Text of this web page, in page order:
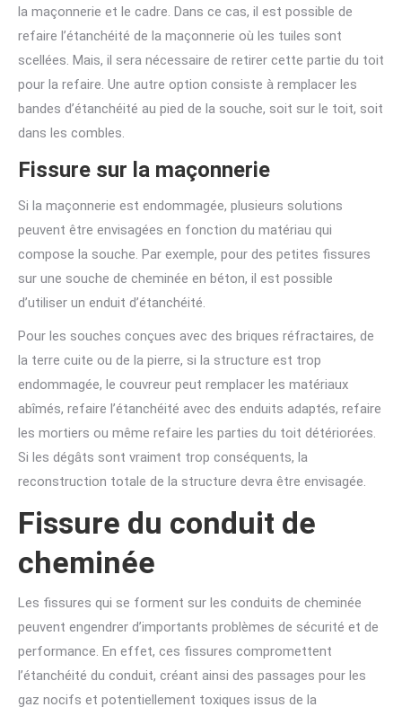
la maçonnerie et le cadre. Dans ce cas, il est possible de
refaire l’étanchéité de la maçonnerie où les tuiles sont
scellées. Mais, il sera nécessaire de retirer cette partie du toit
pour la refaire. Une autre option consiste à remplacer les
bandes d’étanchéité au pied de la souche, soit sur le toit, soit
dans les combles.
Fissure sur la maçonnerie
Si la maçonnerie est endommagée, plusieurs solutions
peuvent être envisagées en fonction du matériau qui
compose la souche. Par exemple, pour des petites fissures
sur une souche de cheminée en béton, il est possible
d’utiliser un enduit d’étanchéité.
Pour les souches conçues avec des briques réfractaires, de
la terre cuite ou de la pierre, si la structure est trop
endommagée, le couvreur peut remplacer les matériaux
abîmés, refaire l’étanchéité avec des enduits adaptés, refaire
les mortiers ou même refaire les parties du toit détériorées.
Si les dégâts sont vraiment trop conséquents, la
reconstruction totale de la structure devra être envisagée.
Fissure du conduit de
cheminée
Les fissures qui se forment sur les conduits de cheminée
peuvent engendrer d’importants problèmes de sécurité et de
performance. En effet, ces fissures compromettent
l’étanchéité du conduit, créant ainsi des passages pour les
gaz nocifs et potentiellement toxiques issus de la